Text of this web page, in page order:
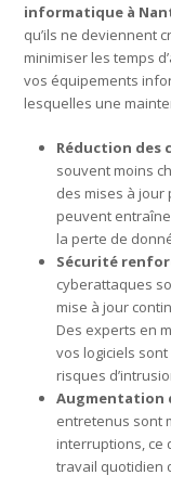
informatique à
qu’ils ne deviennent
minimiser les temps
vos équipements
lesquelles une
Réduction des
souvent moins
des mises à
peuvent
la perte de
Sécurité
cyberattaques
mise à jour
Des experts en
vos logiciels
risques
Augmentation
entretenus sont
interruptions, ce
travail quotidien